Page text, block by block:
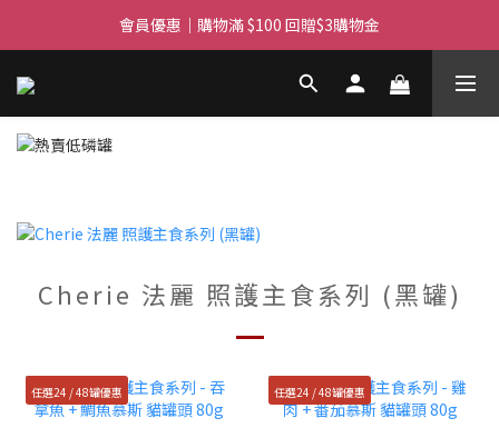
滿$450免費送貨上門 I 滿$350免運 順豐自取
會員優惠｜購物滿 $100 回贈$3購物金
滿$450免費送貨上門 I 滿$350免運 順豐自取
Cherie 法麗 照護主食系列 (黑罐)
任選24 / 48罐優惠 任選24 / 48罐優惠